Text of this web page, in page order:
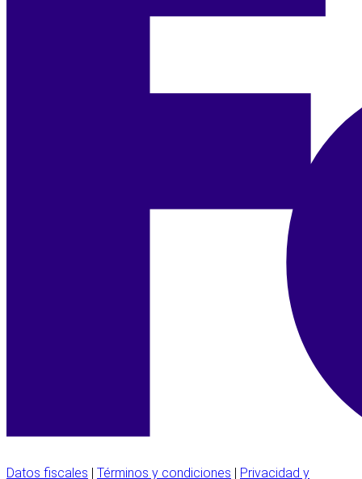
Datos fiscales Términos y condiciones
Privacidad y